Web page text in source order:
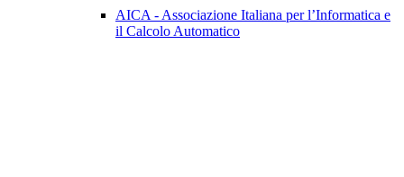
AICA - Associazione Italiana per l’Informatica e
il Calcolo Automatico